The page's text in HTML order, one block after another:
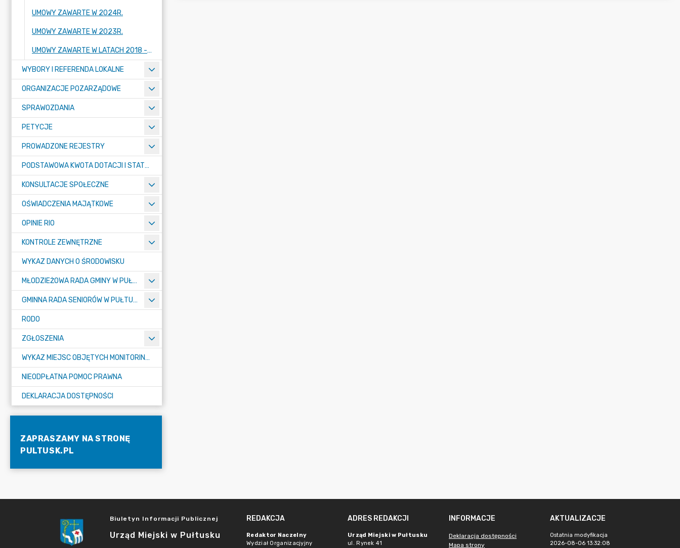
UMOWY ZAWARTE W 2024R.
UMOWY ZAWARTE W 2023R.
UMOWY ZAWARTE W LATACH 2018 - 2022
WYBORY I REFERENDA LOKALNE
ORGANIZACJE POZARZĄDOWE
SPRAWOZDANIA
PETYCJE
PROWADZONE REJESTRY
PODSTAWOWA KWOTA DOTACJI I STATYSTYCZNA LICZBA UCZNIÓW
KONSULTACJE SPOŁECZNE
OŚWIADCZENIA MAJĄTKOWE
OPINIE RIO
KONTROLE ZEWNĘTRZNE
WYKAZ DANYCH O ŚRODOWISKU
MŁODZIEŻOWA RADA GMINY W PUŁTUSKU
GMINNA RADA SENIORÓW W PUŁTUSKU
RODO
ZGŁOSZENIA
WYKAZ MIEJSC OBJĘTYCH MONITORINGIEM
NIEODPŁATNA POMOC PRAWNA
DEKLARACJA DOSTĘPNOŚCI
ZAPRASZAMY NA STRONĘ
PULTUSK.PL
Biuletyn Informacji Publicznej
Urząd Miejski w Pułtusku
REDAKCJA
Redaktor Naczelny
Wydział Organizacjyjny
ADRES REDAKCJI
Urząd Miejski w Pułtusku
ul. Rynek 41
INFORMACJE
Deklaracja dostępności
Mapa strony
AKTUALIZACJE
Ostatnia modyfikacja
2026-08-06 13:32:08